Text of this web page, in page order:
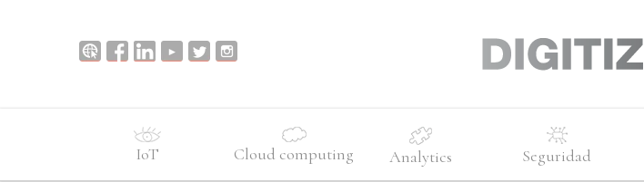
IoT Cloud computing Analytics Seguridad